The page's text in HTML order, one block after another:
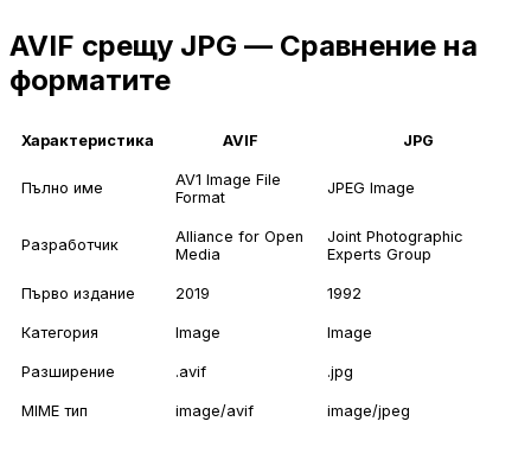
AVIF срещу JPG — Сравнение на
форматите
Характеристика AVIF JPG
Пълно име
AV1 Image File
Format
JPEG Image
Разработчик
Alliance for Open
Media
Joint Photographic
Experts Group
Първо издание 2019 1992
Категория Image Image
Разширение .avif .jpg
MIME тип image/avif image/jpeg